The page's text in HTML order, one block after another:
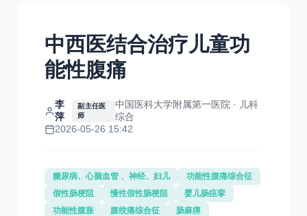
中西医结合治疗儿童功
能性腹痛
李
萍
副主任医
师
中国医科大学附属第一医院 · 儿科
综合
2026-05-26 15:42
糖尿病、心脑血管 、神经、妇儿
功能性腹痛综合征
假性肠梗阻
慢性假性肠梗阻
婴儿肠痉挛
功能性腹胀
腹绞痛综合征 肠麻痹